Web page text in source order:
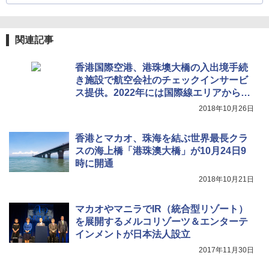
関連記事
香港国際空港、港珠墺大橋の入出境手続
き施設で航空会社のチェックインサービ
ス提供。2022年には国際線エリアから港
珠墺大橋へ直接アクセス可能に2018年10月26日
香港とマカオ、珠海を結ぶ世界最長クラ
スの海上橋「港珠澳大橋」が10月24日9
時に開通
2018年10月21日
マカオやマニラでIR（統合型リゾート）
を展開するメルコリゾーツ＆エンターテ
インメントが日本法人設立
2017年11月30日